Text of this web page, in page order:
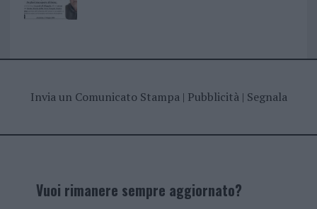
Invia un Comunicato Stampa| Pubblicità| Segnala
Vuoi rimanere sempre aggiornato?